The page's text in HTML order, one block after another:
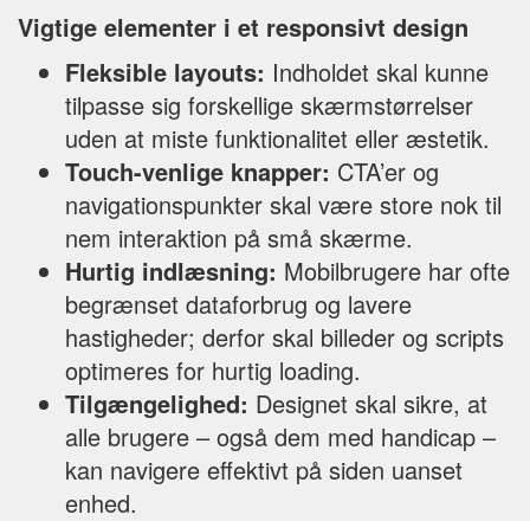
Vigtige elementer i et responsivt design
Fleksible layouts: Indholdet skal kunne
tilpasse sig forskellige skærmstørrelser
uden at miste funktionalitet eller æstetik.
Touch-venlige knapper: CTA’er og
navigationspunkter skal være store nok til
nem interaktion på små skærme.
Hurtig indlæsning: Mobilbrugere har ofte
begrænset dataforbrug og lavere
hastigheder; derfor skal billeder og scripts
optimeres for hurtig loading.
Tilgængelighed: Designet skal sikre, at
alle brugere – også dem med handicap –
kan navigere effektivt på siden uanset
enhed.